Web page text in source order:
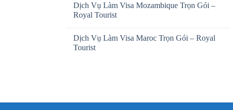
Dịch Vụ Làm Visa Mozambique Trọn Gói –
Royal Tourist
Dịch Vụ Làm Visa Maroc Trọn Gói – Royal
Tourist